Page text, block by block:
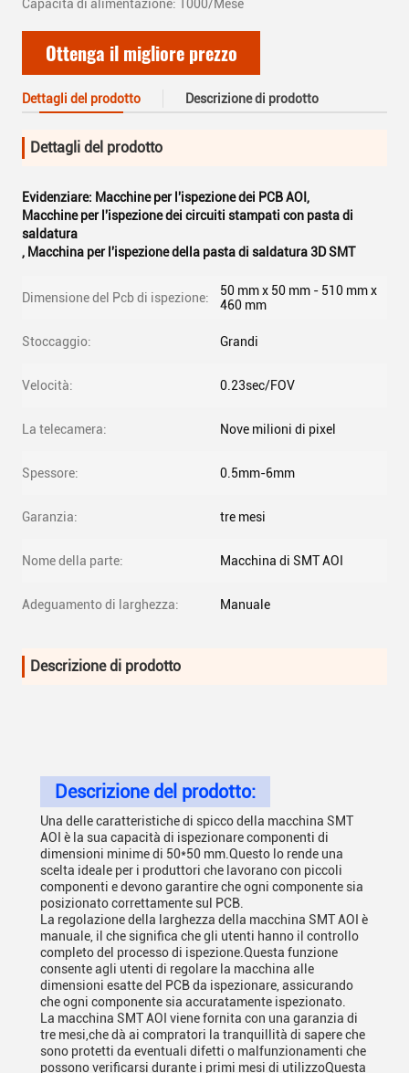
Capacità di alimentazione: 1000/Mese
Ottenga il migliore prezzo
Dettagli del prodotto Descrizione di prodotto
Dettagli del prodotto
Evidenziare: Macchine per l'ispezione dei PCB AOI ,
Macchine per l'ispezione dei circuiti stampati con pasta di
saldatura
, Macchina per l'ispezione della pasta di saldatura 3D SMT
Dimensione del Pcb di ispezione:
50 mm x 50 mm - 510 mm x
460 mm
Stoccaggio: Grandi
Velocità: 0.23sec/FOV
La telecamera: Nove milioni di pixel
Spessore: 0.5mm-6mm
Garanzia: tre mesi
Nome della parte: Macchina di SMT AOI
Adeguamento di larghezza: Manuale
Descrizione di prodotto
Descrizione del prodotto:
Una delle caratteristiche di spicco della macchina SMT
AOI è la sua capacità di ispezionare componenti di
dimensioni minime di 50*50 mm.Questo lo rende una
scelta ideale per i produttori che lavorano con piccoli
componenti e devono garantire che ogni componente sia
posizionato correttamente sul PCB.
La regolazione della larghezza della macchina SMT AOI è
manuale, il che significa che gli utenti hanno il controllo
completo del processo di ispezione.Questa funzione
consente agli utenti di regolare la macchina alle
dimensioni esatte del PCB da ispezionare, assicurando
che ogni componente sia accuratamente ispezionato.
La macchina SMT AOI viene fornita con una garanzia di
tre mesi,che dà ai compratori la tranquillità di sapere che
sono protetti da eventuali difetti o malfunzionamenti che
possono verificarsi durante i primi mesi di utilizzoQuesta